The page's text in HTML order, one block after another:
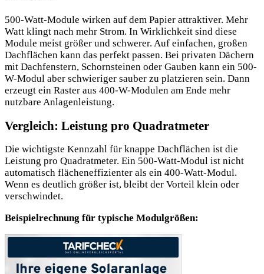
500-Watt-Module wirken auf dem Papier attraktiver. Mehr
Watt klingt nach mehr Strom. In Wirklichkeit sind diese
Module meist größer und schwerer. Auf einfachen, großen
Dachflächen kann das perfekt passen. Bei privaten Dächern
mit Dachfenstern, Schornsteinen oder Gauben kann ein 500-
W-Modul aber schwieriger sauber zu platzieren sein. Dann
erzeugt ein Raster aus 400-W-Modulen am Ende mehr
nutzbare Anlagenleistung.
Vergleich: Leistung pro Quadratmeter
Die wichtigste Kennzahl für knappe Dachflächen ist die
Leistung pro Quadratmeter. Ein 500-Watt-Modul ist nicht
automatisch flächeneffizienter als ein 400-Watt-Modul.
Wenn es deutlich größer ist, bleibt der Vorteil klein oder
verschwindet.
Beispielrechnung für typische Modulgrößen: